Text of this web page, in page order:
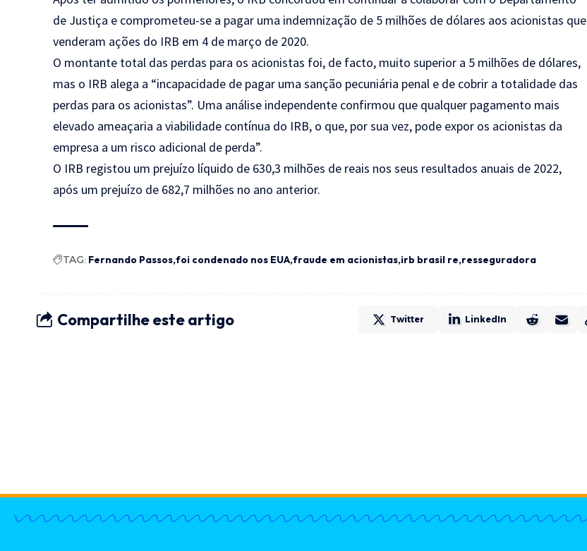
de Justiça e comprometeu-se a pagar uma indemnização de 5 milhões de dólares aos acionistas que
venderam ações do IRB em 4 de março de 2020.
O montante total das perdas para os acionistas foi, de facto, muito superior a 5 milhões de dólares,
mas o IRB alega a “incapacidade de pagar uma sanção pecuniária penal e de cobrir a totalidade das
perdas para os acionistas”. Uma análise independente confirmou que qualquer pagamento mais
elevado ameaçaria a viabilidade contínua do IRB, o que, por sua vez, pode expor os acionistas da
empresa a um risco adicional de perda”.
O IRB registou um prejuízo líquido de 630,3 milhões de reais nos seus resultados anuais de 2022,
após um prejuízo de 682,7 milhões no ano anterior.
TAG: Fernando Passos foi condenado nos EUA fraude em acionistas irb brasil re resseguradora
Compartilhe este artigo Twitter LinkedIn